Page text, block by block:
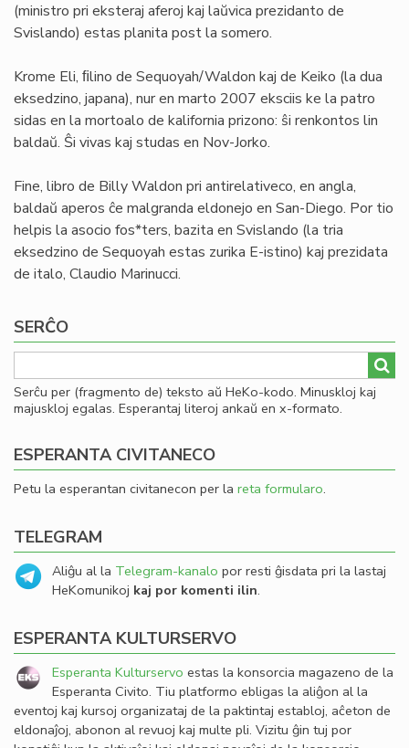
(ministro pri eksteraj aferoj kaj laŭvica prezidanto de
Svislando) estas planita post la somero.
Krome Eli, ﬁlino de Sequoyah/Waldon kaj de Keiko (la dua
eksedzino, japana), nur en marto 2007 eksciis ke la patro
sidas en la mortoalo de kalifornia prizono: ŝi renkontos lin
baldaŭ. Ŝi vivas kaj studas en Nov-Jorko.
Fine, libro de Billy Waldon pri antirelativeco, en angla,
baldaŭ aperos ĉe malgranda eldonejo en San-Diego. Por tio
helpis la asocio fos*ters, bazita en Svislando (la tria
eksedzino de Sequoyah estas zurika E-istino) kaj prezidata
de italo, Claudio Marinucci.
SERĈO
Serĉu per (fragmento de) teksto aŭ HeKo-kodo. Minuskloj kaj
majuskloj egalas. Esperantaj literoj ankaŭ en x-formato.
ESPERANTA CIVITANECO
Petu la esperantan civitanecon per la reta formularo.
TELEGRAM
Aliĝu al la Telegram-kanalo por resti ĝisdata pri la lastaj
HeKomunikoj kaj por komenti ilin.
ESPERANTA KULTURSERVO
Esperanta Kulturservo estas la konsorcia magazeno de la
Esperanta Civito. Tiu platformo ebligas la aliĝon al la
eventoj kaj kursoj organizataj de la paktintaj establoj, aĉeton de
eldonaĵoj, abonon al revuoj kaj multe pli. Vizitu ĝin tuj por